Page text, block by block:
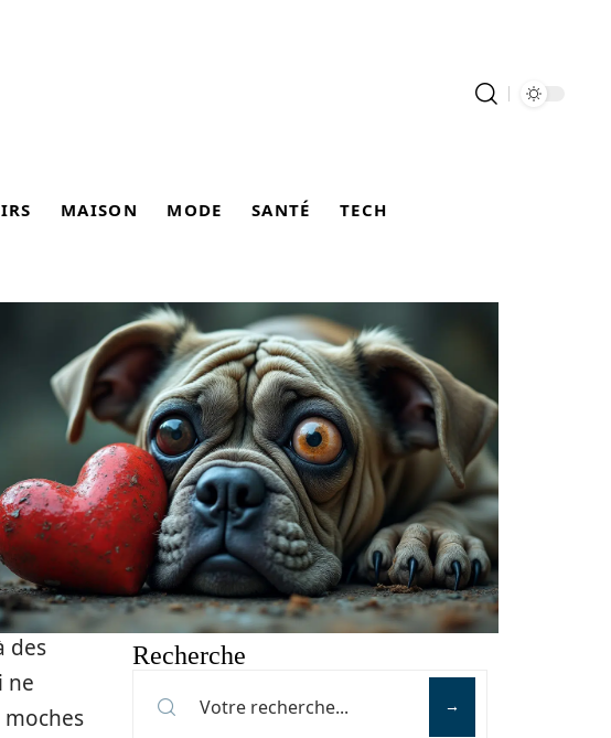
MAISON MODE SANTÉ TECH
des
ne
Recherche